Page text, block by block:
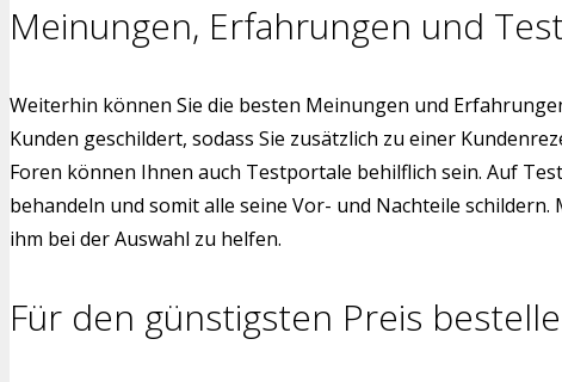
Meinungen, Erfahrungen und
Weiterhin können Sie die besten Meinungen und
Kunden geschildert, sodass Sie zusätzlich zu einer
Foren können Ihnen auch Testportale behilflich sein. Auf
behandeln und somit alle seine Vor- und Nachteile
ihm bei der Auswahl zu helfen.
Für den günstigsten Preis